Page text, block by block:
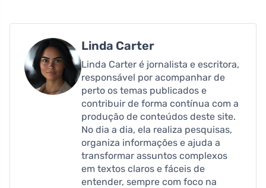
Linda Carter
Linda Carter é jornalista e escritora,
responsável por acompanhar de
perto os temas publicados e
contribuir de forma contínua com a
produção de conteúdos deste site.
No dia a dia, ela realiza pesquisas,
organiza informações e ajuda a
transformar assuntos complexos
em textos claros e fáceis de
entender, sempre com foco na